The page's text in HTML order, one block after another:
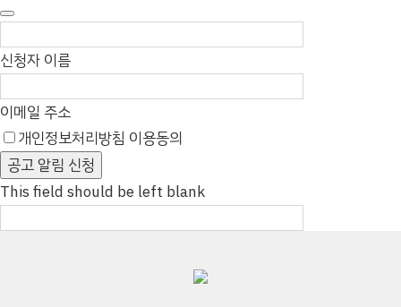
신청자 이름
이메일 주소
개인정보처리방침 이용동의
공고 알림 신청
This field should be left blank